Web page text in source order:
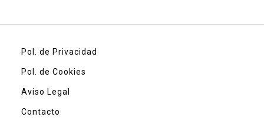
Pol. de Privacidad
Pol. de Cookies
Aviso Legal
Contacto